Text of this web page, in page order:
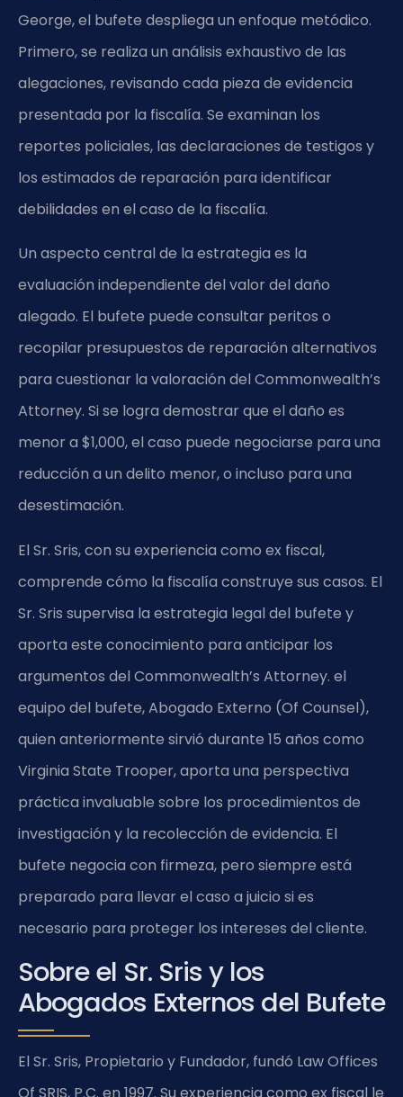
George, el bufete despliega un enfoque metódico.
Primero, se realiza un análisis exhaustivo de las
alegaciones, revisando cada pieza de evidencia
presentada por la fiscalía. Se examinan los
reportes policiales, las declaraciones de testigos y
los estimados de reparación para identificar
debilidades en el caso de la fiscalía.
Un aspecto central de la estrategia es la
evaluación independiente del valor del daño
alegado. El bufete puede consultar peritos o
recopilar presupuestos de reparación alternativos
para cuestionar la valoración del Commonwealth’s
Attorney. Si se logra demostrar que el daño es
menor a $1,000, el caso puede negociarse para una
reducción a un delito menor, o incluso para una
desestimación.
El Sr. Sris, con su experiencia como ex fiscal,
comprende cómo la fiscalía construye sus casos. El
Sr. Sris supervisa la estrategia legal del bufete y
aporta este conocimiento para anticipar los
argumentos del Commonwealth’s Attorney. el
equipo del bufete, Abogado Externo (Of Counsel),
quien anteriormente sirvió durante 15 años como
Virginia State Trooper, aporta una perspectiva
práctica invaluable sobre los procedimientos de
investigación y la recolección de evidencia. El
bufete negocia con firmeza, pero siempre está
preparado para llevar el caso a juicio si es
necesario para proteger los intereses del cliente.
Sobre el Sr. Sris y los
Abogados Externos del Bufete
El Sr. Sris, Propietario y Fundador, fundó Law Offices